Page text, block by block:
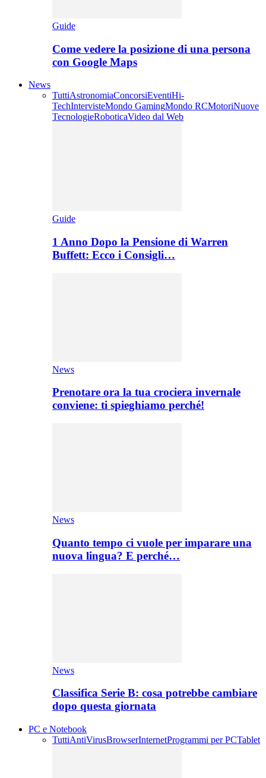
Guide
Come vedere la posizione di una persona
con Google Maps
News
TuttiAstronomiaConcorsiEventiHi-
TechIntervisteMondo GamingMondo RCMotoriNuove
TecnologieRoboticaVideo dal Web
Guide
1 Anno Dopo la Pensione di Warren
Buffett: Ecco i Consigli…
News
Prenotare ora la tua crociera invernale
conviene: ti spieghiamo perché!
News
Quanto tempo ci vuole per imparare una
nuova lingua? E perché…
News
Classifica Serie B: cosa potrebbe cambiare
dopo questa giornata
PC e Notebook
TuttiAntiVirusBrowserInternetProgrammi per PCTablet